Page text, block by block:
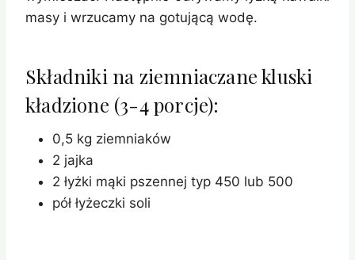
masy i wrzucamy na gotującą wodę.
Składniki na ziemniaczane kluski
kładzione (3-4 porcje):
0,5 kg ziemniaków
2 jajka
2 łyżki mąki pszennej typ 450 lub 500
pół łyżeczki soli